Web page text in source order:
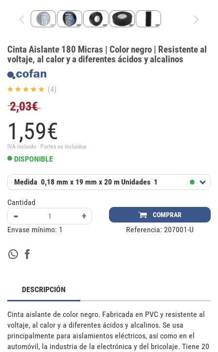
Cinta Aislante 180 Micras | Color negro | Resistente al
voltaje, al calor y a diferentes ácidos y alcalinos
(4)
2,03€
1,59€
IVA incluido · Portes no incluidos
DISPONIBLE
Medida 0,18 mm x 19 mm x 20 m Unidades 1
Cantidad
- + COMPRAR
Envase mínimo: 1 Referencia: 207001-U
DESCRIPCIÓN
Cinta aislante de color negro. Fabricada en PVC y resistente al
voltaje, al calor y a diferentes ácidos y alcalinos. Se usa
principalmente para aislamientos eléctricos, así como en el
automóvil, la industria de la electrónica y del bricolaje. Tiene 20